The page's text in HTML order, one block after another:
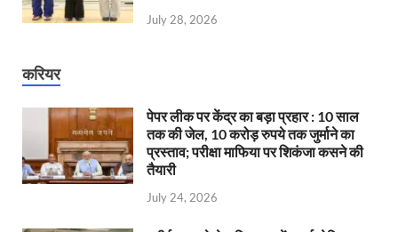
July 28, 2026
करियर
पेपर लीक पर केंद्र का बड़ा प्रहार : 10 साल
तक की जेल, 10 करोड़ रुपये तक जुर्माने का
प्रस्ताव; परीक्षा माफिया पर शिकंजा कसने की
तैयारी
July 24, 2026